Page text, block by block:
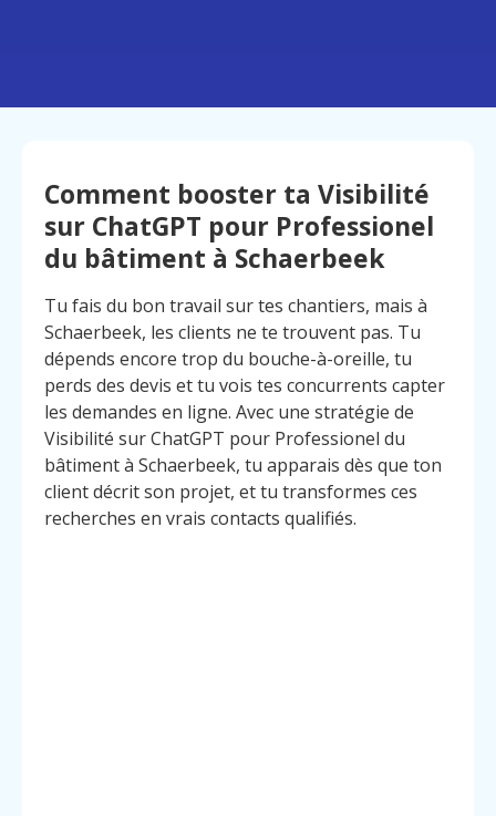
Comment booster ta Visibilité
sur ChatGPT pour Professionel
du bâtiment à Schaerbeek
Tu fais du bon travail sur tes chantiers, mais à
Schaerbeek, les clients ne te trouvent pas. Tu
dépends encore trop du bouche-à-oreille, tu
perds des devis et tu vois tes concurrents capter
les demandes en ligne. Avec une stratégie de
Visibilité sur ChatGPT pour Professionel du
bâtiment à Schaerbeek, tu apparais dès que ton
client décrit son projet, et tu transformes ces
recherches en vrais contacts qualifiés.